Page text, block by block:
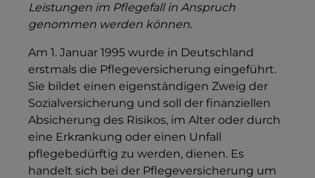
Leistungen im Pflegefall in Anspruch
genommen werden können.
Am 1. Januar 1995 wurde in Deutschland
erstmals die Pflegeversicherung eingeführt.
Sie bildet einen eigenständigen Zweig der
Sozialversicherung und soll der finanziellen
Absicherung des Risikos, im Alter oder durch
eine Erkrankung oder einen Unfall
pflegebedürftig zu werden, dienen. Es
handelt sich bei der Pflegeversicherung um